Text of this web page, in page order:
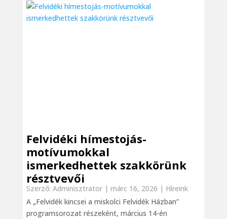
Felvidéki hímestojás-
motívumokkal
ismerkedhettek szakkörünk
résztvevői
Szerző: Adminisztrator| márc 16, 2026 | Híreink
A „Felvidék kincsei a miskolci Felvidék Házban”
programsorozat részeként, március 14-én